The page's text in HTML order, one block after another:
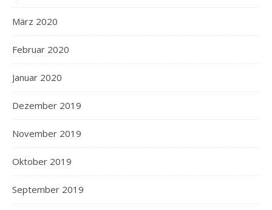
März 2020
Februar 2020
Januar 2020
Dezember 2019
November 2019
Oktober 2019
September 2019